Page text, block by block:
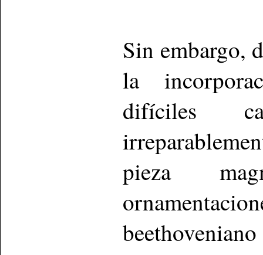
Sin embargo,
la
difíciles
pieza